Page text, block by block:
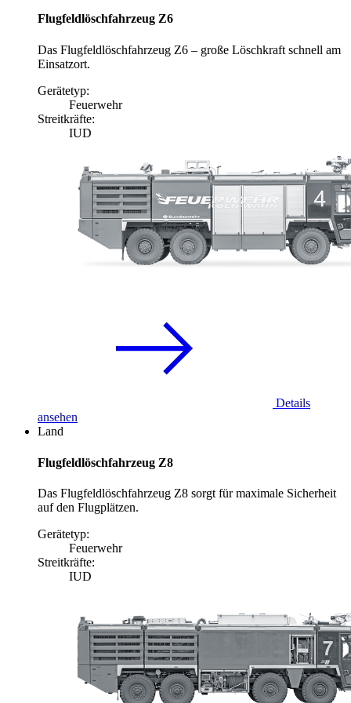
Flugfeldlöschfahrzeug Z6
Das Flugfeldlöschfahrzeug Z6 – große Löschkraft schnell am
Einsatzort.
Gerätetyp:
Feuerwehr
Streitkräfte:
IUD
Details
ansehen
Land
Flugfeldlöschfahrzeug Z8
Das Flugfeldlöschfahrzeug Z8 sorgt für maximale Sicherheit
auf den Flugplätzen.
Gerätetyp:
Feuerwehr
Streitkräfte:
IUD